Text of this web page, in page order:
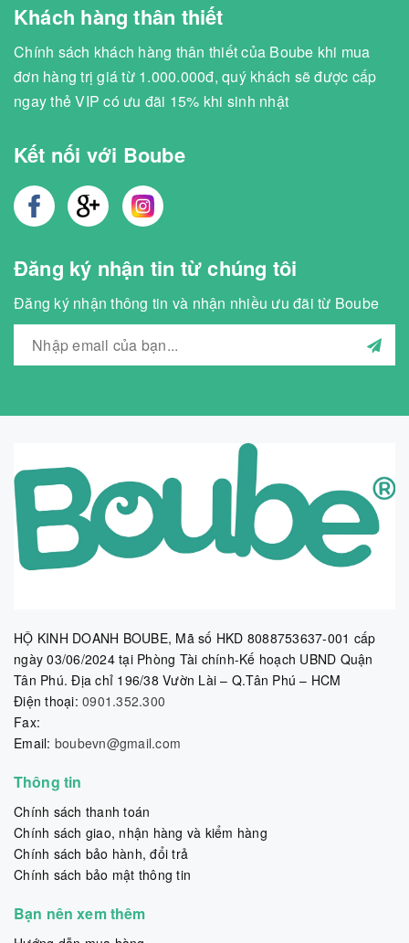
Khách hàng thân thiết
Chính sách khách hàng thân thiết của Boube khi mua
đơn hàng trị giá từ 1.000.000đ, quý khách sẽ được cấp
ngay thẻ VIP có ưu đãi 15% khi sinh nhật
Kết nối với Boube
Đăng ký nhận tin từ chúng tôi
Đăng ký nhận thông tin và nhận nhiều ưu đãi từ Boube
HỘ KINH DOANH BOUBE, Mã số HKD 8088753637-001 cấp
ngày 03/06/2024 tại Phòng Tài chính-Kế hoạch UBND Quận
Tân Phú. Địa chỉ 196/38 Vườn Lài – Q.Tân Phú – HCM
Điện thoại: 0901.352.300
Fax:
Email: boubevn@gmail.com
Thông tin
Chính sách thanh toán
Chính sách giao, nhận hàng và kiểm hàng
Chính sách bảo hành, đổi trả
Chính sách bảo mật thông tin
Bạn nên xem thêm